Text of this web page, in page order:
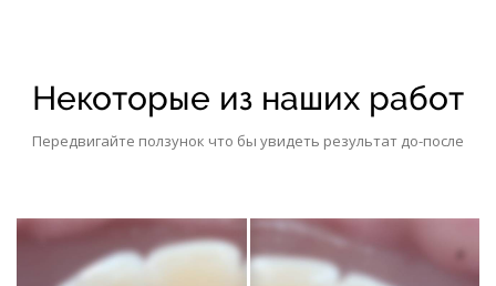
Некоторые из наших работ
Передвигайте ползунок что бы увидеть результат до-после